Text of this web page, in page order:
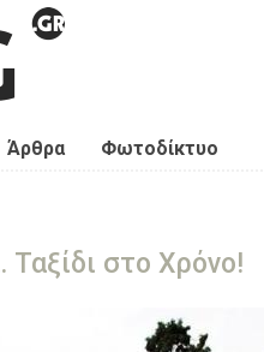
Άρθρα Φωτοδίκτυο
στο Χρόνο!